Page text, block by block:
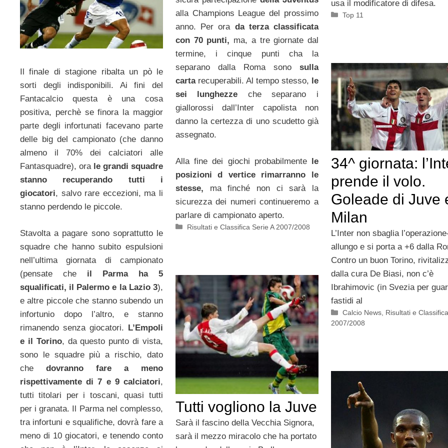
usa il modificatore di difesa.
Categorie
Top 11
alla Champions League del prossimo
anno. Per ora da terza classificata
con 70 punti, ma, a tre giornate dal
termine, i cinque punti cha la
separano dalla Roma sonosulla
cartarecuperabili. Al tempo stesso, le
sei lunghezze che separano i
giallorossi dall’Inter capolista non
danno la certezza di uno scudetto già
assegnato.
Alla fine dei giochi probabilmente le
posizioni d vertice rimarranno le
stesse, ma finché non ci sarà la
sicurezza dei numeri continueremo a
parlare di campionato aperto.
Categorie
Risultati e Classifica Serie A 2007/2008
Il finale di stagione ribalta un pò le
sorti degli indisponibili. Ai fini del
Fantacalcio questa è una cosa
positiva, perchè se finora la maggior
parte degli infortunati facevano parte
delle big del campionato (che danno
almeno il 70% dei calciatori alle
Fantasquadre), ora le grandi squadre
stanno recuperando tutti i
giocatori, salvo rare eccezioni, ma li
stanno perdendo le piccole.
Stavolta a pagare sono soprattutto le
squadre che hanno subito espulsioni
nell’ultima giornata di campionato
(pensate che il Parma ha 5
squalificati, il Palermo e la Lazio 3),
e altre piccole che stanno subendo un
infortunio dopo l’altro, e stanno
rimanendo senza giocatori. L’Empoli
e il Torino, da questo punto di vista,
sono le squadre più a rischio, dato
che dovranno fare a meno
rispettivamente di 7 e 9 calciatori,
tutti titolari per i toscani, quasi tutti
per i granata. Il Parma nel complesso,
tra infortuni e squalifiche, dovrà fare a
meno di 10 giocatori, e tenendo conto
34^ giornata:
prende il volo.
Goleade di Juve
Milan
L’Inter non sbaglia
allungo e si porta a +6 dalla
Contro un buon Torino,
dalla cura De Biasi, non c’è
Ibrahimovic (in Svezia per
fastidi al
Categorie
Calcio News Risultati e
2007/2008
Tutti vogliono la Juve
Sarà il fascino della Vecchia Signora,
sarà il mezzo miracolo che ha portato